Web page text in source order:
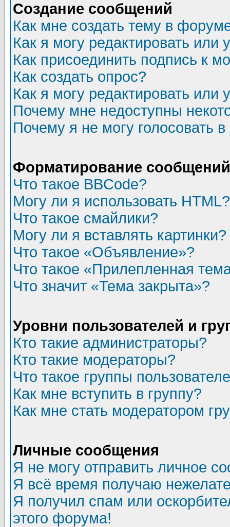
Создание сообщений
Как мне создать тему в
Как я могу редактировать или
Как присоединить подпись к
Как создать опрос?
Как я могу редактировать или
Почему мне недоступны
Почему я не могу голосовать
Форматирование
Что такое BBCode?
Могу ли я использовать HTML?
Что такое смайлики?
Могу ли я вставлять картинки?
Что такое «Объявление»?
Что такое «Прилепленная
Что значит «Тема закрыта»?
Уровни пользователей и
Кто такие администраторы?
Кто такие модераторы?
Что такое группы
Как мне вступить в группу?
Как мне стать модератором
Личные сообщения
Я не могу отправить личное
Я всё время получаю
Я получил спам или
этого форума!